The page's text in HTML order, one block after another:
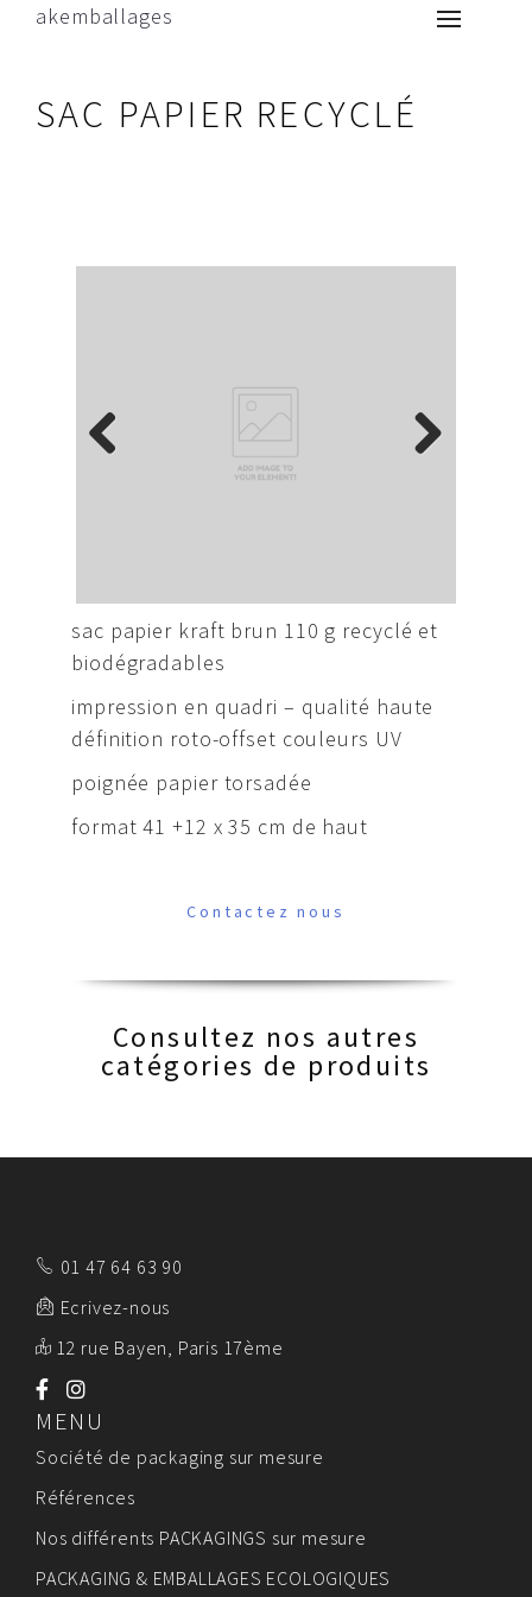
akemballages
SAC PAPIER RECYCLÉ
sac papier kraft brun 110 g recyclé et
biodégradables
impression en quadri – qualité haute
définition roto-offset couleurs UV
poignée papier torsadée
format 41 +12 x 35 cm de haut
Contactez nous
Consultez nos autres
catégories de produits
01 47 64 63 90
Ecrivez-nous
12 rue Bayen, Paris 17ème
MENU
Société de packaging sur mesure
Références
Nos différents PACKAGINGS sur mesure
PACKAGING & EMBALLAGES ECOLOGIQUES